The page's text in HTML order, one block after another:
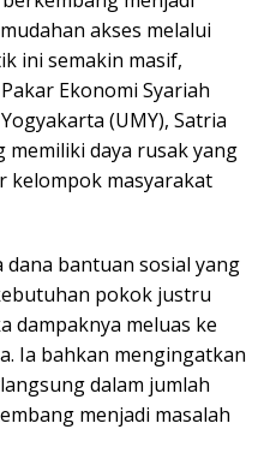
akses melalui
ini semakin masif,
Ekonomi Syariah
(UMY), Satria
memiliki daya rusak yang
kelompok masyarakat
bantuan sosial yang
pokok justru
dampaknya meluas ke
Ia bahkan mengingatkan
dalam jumlah
menjadi masalah